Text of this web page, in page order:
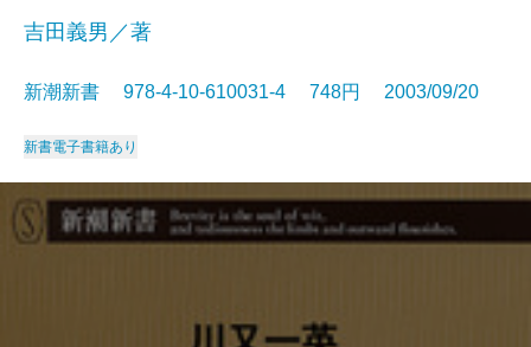
吉田義男／著
新潮新書 978-4-10-610031-4 748円 2003/09/20
新書電子書籍あり